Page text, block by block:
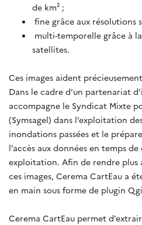
de km² ;
fine grâce aux résolutions
multi-temporelle grâce à
satellites.
Ces images aident
Dans le cadre d'un partenariat
accompagne le Syndicat Mixte
(Symsagel) dans l’exploitation
inondations passées et le
l’accès aux données en temps
exploitation. Afin de rendre plus
ces images, Cerema CartEau a
en main sous forme de plugin
Cerema CartEau permet